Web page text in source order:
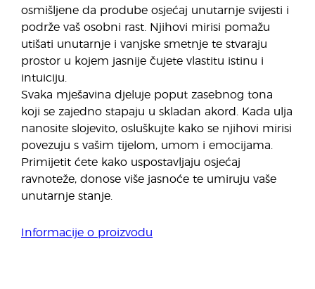
osmišljene da prodube osjećaj unutarnje svijesti i
podrže vaš osobni rast. Njihovi mirisi pomažu
utišati unutarnje i vanjske smetnje te stvaraju
prostor u kojem jasnije čujete vlastitu istinu i
intuiciju.
Svaka mješavina djeluje poput zasebnog tona
koji se zajedno stapaju u skladan akord. Kada ulja
nanosite slojevito, osluškujte kako se njihovi mirisi
povezuju s vašim tijelom, umom i emocijama.
Primijetit ćete kako uspostavljaju osjećaj
ravnoteže, donose više jasnoće te umiruju vaše
unutarnje stanje.
Informacije o proizvodu